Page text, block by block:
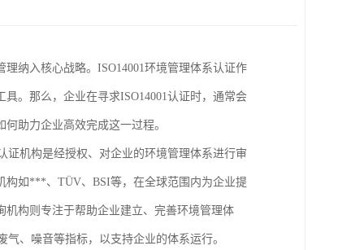
纳入核心战略。ISO14001环境管理体系认证作
。那么，企业在寻求ISO14001认证时，通常会
助力企业高效完成这一过程。
证机构是经授权、对企业的环境管理体系进行审
构如***、TÜV、BSI等，在全球范围内为企业提
构则专注于帮助企业建立、完善环境管理体
、噪音等指标，以支持企业的体系运行。